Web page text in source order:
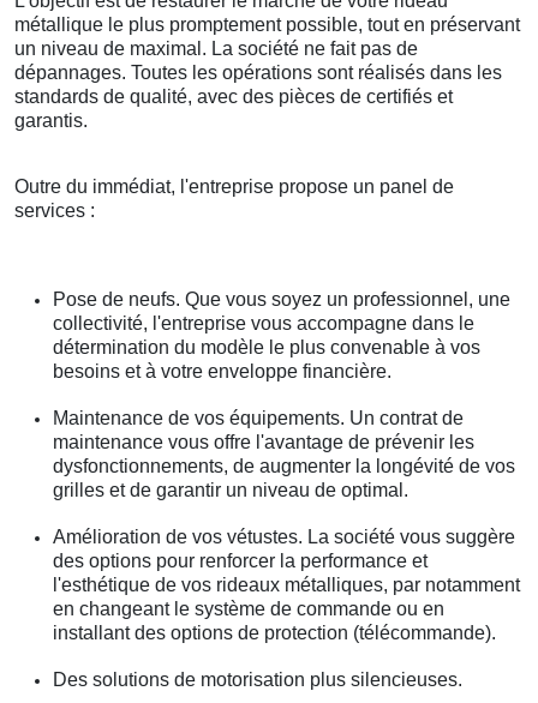
métallique le plus promptement possible, tout en préservant
un niveau de maximal. La société ne fait pas de
dépannages. Toutes les opérations sont réalisés dans les
standards de qualité, avec des pièces de certifiés et
garantis.
Outre du immédiat, l'entreprise propose un panel de
services :
Pose de neufs. Que vous soyez un professionnel, une
collectivité, l'entreprise vous accompagne dans le
détermination du modèle le plus convenable à vos
besoins et à votre enveloppe financière.
Maintenance de vos équipements. Un contrat de
maintenance vous offre l'avantage de prévenir les
dysfonctionnements, de augmenter la longévité de vos
grilles et de garantir un niveau de optimal.
Amélioration de vos vétustes. La société vous suggère
des options pour renforcer la performance et
l'esthétique de vos rideaux métalliques, par notamment
en changeant le système de commande ou en
installant des options de protection (télécommande).
Des solutions de motorisation plus silencieuses.